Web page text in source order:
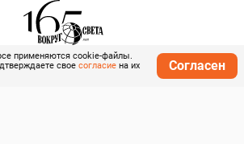
применяются cookie-файлы.
свое согласие на их
Согласен